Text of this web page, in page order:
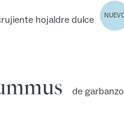
hojaldre dulce
de